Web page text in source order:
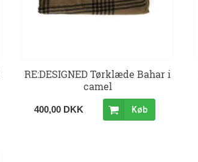
RE:DESIGNED Tørklæde Bahar i
camel
400,00 DKK Køb